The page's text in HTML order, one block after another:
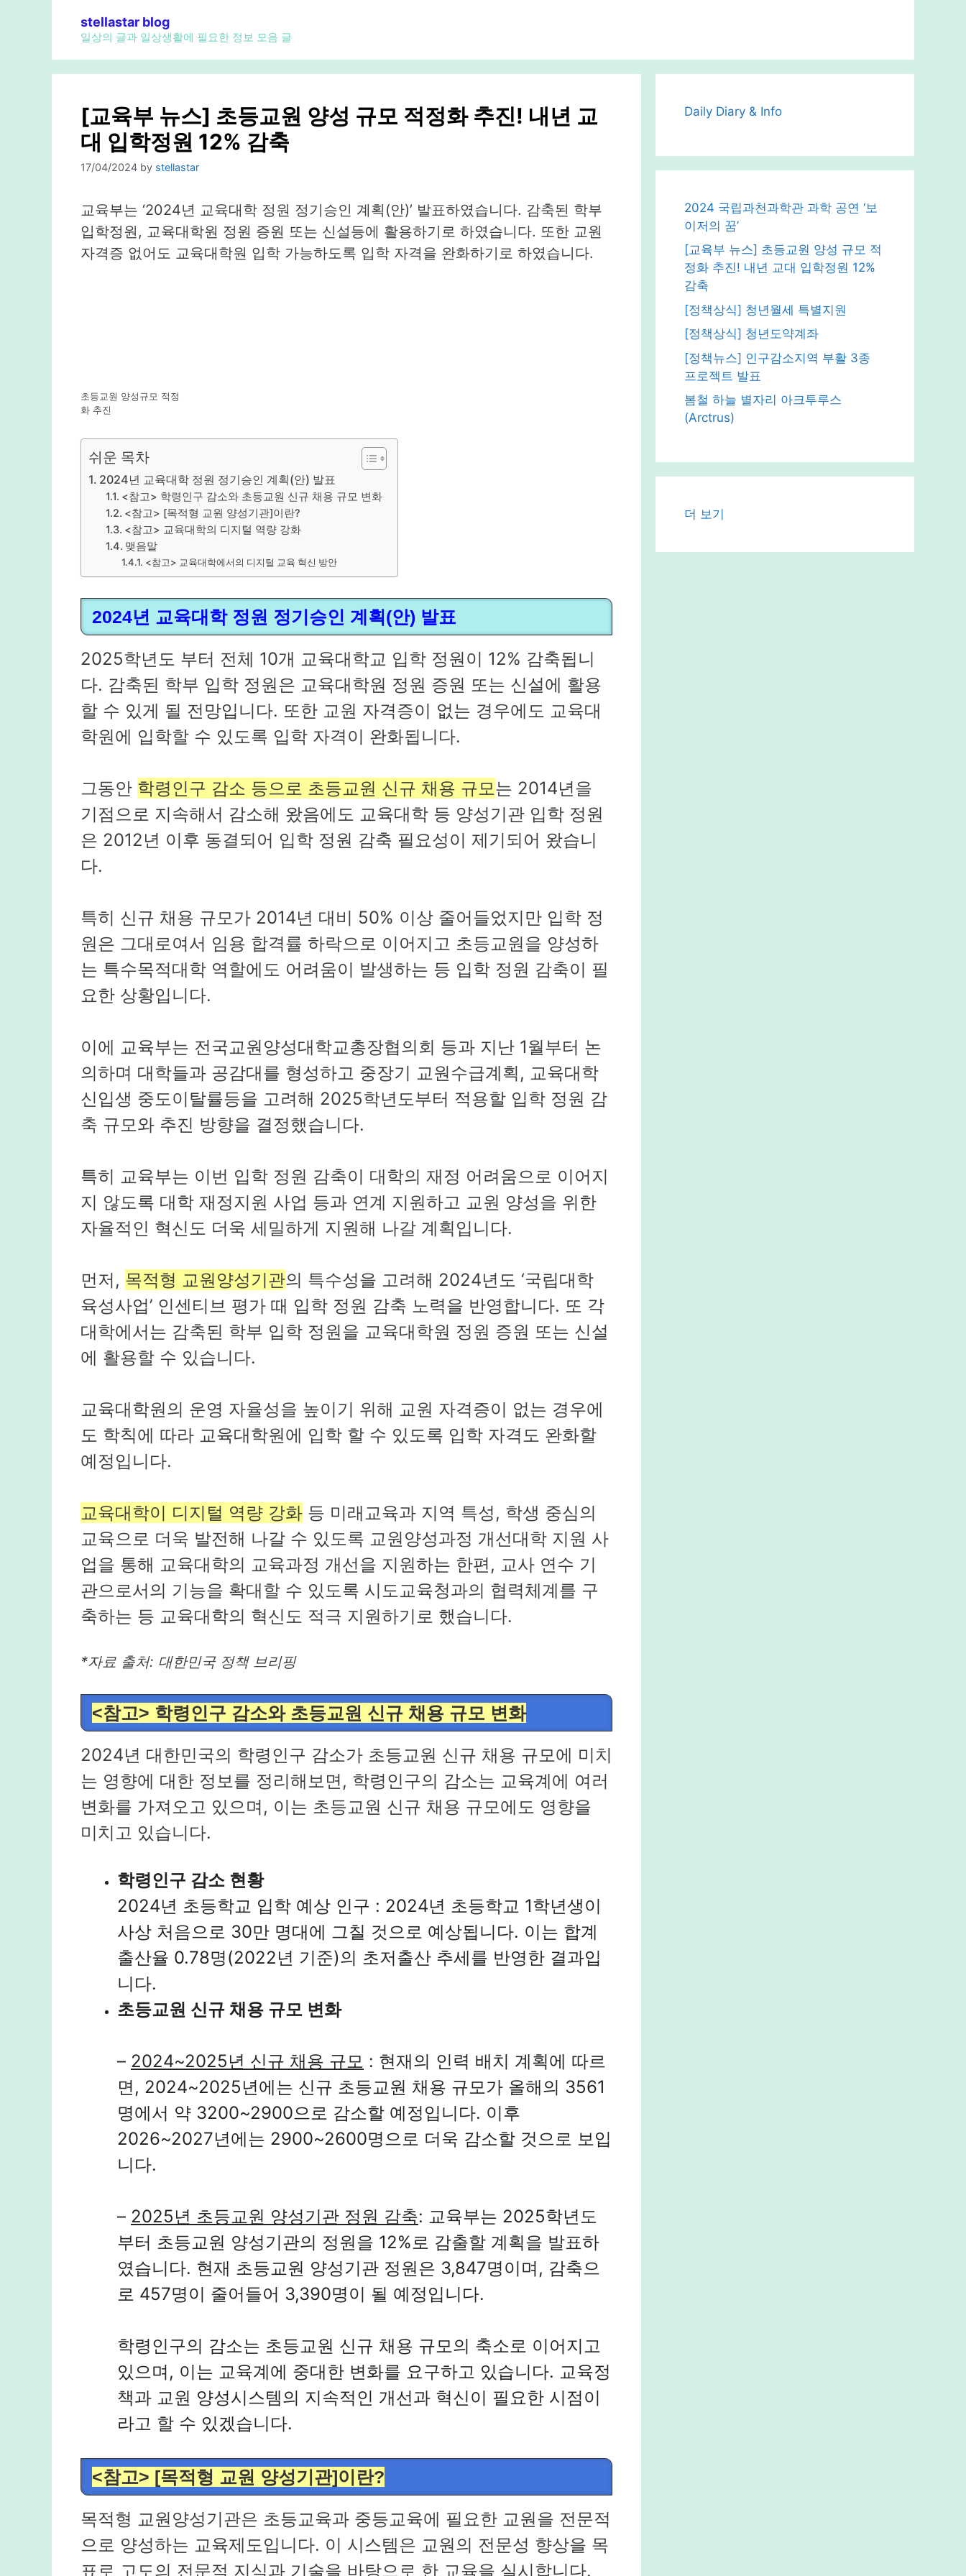
stellastar blog
일상의 글과 일상생활에 필요한 정보 모음 글
[교육부 뉴스] 초등교원 양성 규모 적정화 추진! 내년 교
대 입학정원 12% 감축
17/04/2024 by stellastar
교육부는 ‘2024년 교육대학 정원 정기승인 계획(안)’ 발표하였습니다. 감축된 학부
입학정원, 교육대학원 정원 증원 또는 신설등에 활용하기로 하였습니다. 또한 교원
자격증 없어도 교육대학원 입학 가능하도록 입학 자격을 완화하기로 하였습니다.
초등교원 양성규모 적정
화 추진
쉬운 목차
2024년 교육대학 정원 정기승인 계획(안) 발표
<참고> 학령인구 감소와 초등교원 신규 채용 규모 변화
<참고> [목적형 교원 양성기관]이란?
<참고> 교육대학의 디지털 역량 강화
맺음말
<참고> 교육대학에서의 디지털 교육 혁신 방안
2024년 교육대학 정원 정기승인 계획(안) 발표
2025학년도 부터 전체 10개 교육대학교 입학 정원이 12% 감축됩니
다. 감축된 학부 입학 정원은 교육대학원 정원 증원 또는 신설에 활용
할 수 있게 될 전망입니다. 또한 교원 자격증이 없는 경우에도 교육대
학원에 입학할 수 있도록 입학 자격이 완화됩니다.
그동안 학령인구 감소 등으로 초등교원 신규 채용 규모는 2014년을
기점으로 지속해서 감소해 왔음에도 교육대학 등 양성기관 입학 정원
은 2012년 이후 동결되어 입학 정원 감축 필요성이 제기되어 왔습니
다.
특히 신규 채용 규모가 2014년 대비 50% 이상 줄어들었지만 입학 정
원은 그대로여서 임용 합격률 하락으로 이어지고 초등교원을 양성하
는 특수목적대학 역할에도 어려움이 발생하는 등 입학 정원 감축이 필
요한 상황입니다.
이에 교육부는 전국교원양성대학교총장협의회 등과 지난 1월부터 논
의하며 대학들과 공감대를 형성하고 중장기 교원수급계획, 교육대학
신입생 중도이탈률등을 고려해 2025학년도부터 적용할 입학 정원 감
축 규모와 추진 방향을 결정했습니다.
특히 교육부는 이번 입학 정원 감축이 대학의 재정 어려움으로 이어지
지 않도록 대학 재정지원 사업 등과 연계 지원하고 교원 양성을 위한
자율적인 혁신도 더욱 세밀하게 지원해 나갈 계획입니다.
먼저, 목적형 교원양성기관의 특수성을 고려해 2024년도 ‘국립대학
육성사업’ 인센티브 평가 때 입학 정원 감축 노력을 반영합니다. 또 각
대학에서는 감축된 학부 입학 정원을 교육대학원 정원 증원 또는 신설
에 활용할 수 있습니다.
교육대학원의 운영 자율성을 높이기 위해 교원 자격증이 없는 경우에
도 학칙에 따라 교육대학원에 입학 할 수 있도록 입학 자격도 완화할
예정입니다.
교육대학이 디지털 역량 강화 등 미래교육과 지역 특성, 학생 중심의
교육으로 더욱 발전해 나갈 수 있도록 교원양성과정 개선대학 지원 사
업을 통해 교육대학의 교육과정 개선을 지원하는 한편, 교사 연수 기
관으로서의 기능을 확대할 수 있도록 시도교육청과의 협력체계를 구
축하는 등 교육대학의 혁신도 적극 지원하기로 했습니다.
*자료 출처: 대한민국 정책 브리핑
<참고> 학령인구 감소와 초등교원 신규 채용 규모 변화
2024년 대한민국의 학령인구 감소가 초등교원 신규 채용 규모에 미치
는 영향에 대한 정보를 정리해보면, 학령인구의 감소는 교육계에 여러
변화를 가져오고 있으며, 이는 초등교원 신규 채용 규모에도 영향을
미치고 있습니다.
학령인구 감소 현황
2024년 초등학교 입학 예상 인구 : 2024년 초등학교 1학년생이
사상 처음으로 30만 명대에 그칠 것으로 예상됩니다. 이는 합계
출산율 0.78명(2022년 기준)의 초저출산 추세를 반영한 결과입
니다.
초등교원 신규 채용 규모 변화
– 2024~2025년 신규 채용 규모 : 현재의 인력 배치 계획에 따르
면, 2024~2025년에는 신규 초등교원 채용 규모가 올해의 3561
명에서 약 3200~2900으로 감소할 예정입니다. 이후
2026~2027년에는 2900~2600명으로 더욱 감소할 것으로 보입
니다.
– 2025년 초등교원 양성기관 정원 감축: 교육부는 2025학년도
부터 초등교원 양성기관의 정원을 12%로 감출할 계획을 발표하
였습니다. 현재 초등교원 양성기관 정원은 3,847명이며, 감축으
로 457명이 줄어들어 3,390명이 될 예정입니다.
학령인구의 감소는 초등교원 신규 채용 규모의 축소로 이어지고
있으며, 이는 교육계에 중대한 변화를 요구하고 있습니다. 교육정
책과 교원 양성시스템의 지속적인 개선과 혁신이 필요한 시점이
라고 할 수 있겠습니다.
<참고> [목적형 교원 양성기관]이란?
목적형 교원양성기관은 초등교육과 중등교육에 필요한 교원을 전문적
으로 양성하는 교육제도입니다. 이 시스템은 교원의 전문성 향상을 목
표로 고도의 전문적 지식과 기술을 바탕으로 한 교육을 실시합니다.
Daily Diary & Info
2024 국립과천과학관 과학 공연 ‘보
이저의 꿈’
[교육부 뉴스] 초등교원 양성 규모 적
정화 추진! 내년 교대 입학정원 12%
감축
[정책상식] 청년월세 특별지원
[정책상식] 청년도약계좌
[정책뉴스] 인구감소지역 부활 3종
프로젝트 발표
봄철 하늘 별자리 아크투루스
(Arctrus)
더 보기
육